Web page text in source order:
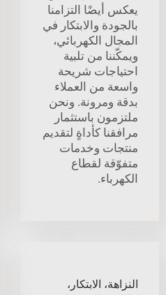
يعكس أيضًا التزامنا
بالجودة والابتكار في
المجال الكهربائي،
ويمكّننا من تلبية
احتياجات شريحة
واسعة من العملاء
بدقة ومرونة. ونحن
ملتزمون باستثمار
مرافقنا كأداةٍ لتقديم
منتجات وخدمات
متفوّقة لقطاع
الكهرباء.
النزاهة، الابتكار،